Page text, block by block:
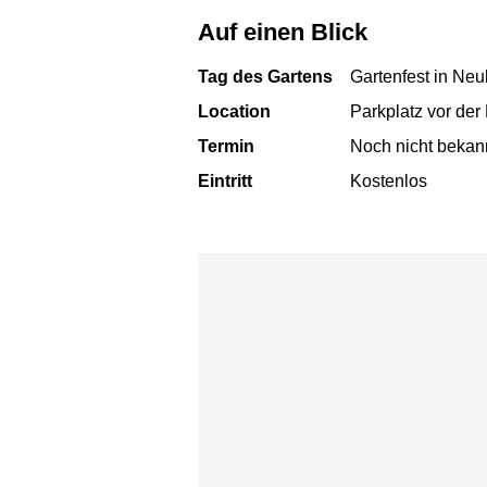
Auf einen Blick
Tag des Gartens
Gartenfest in
Location
Parkplatz vor
Termin
Noch nicht
Eintritt
Kostenlos